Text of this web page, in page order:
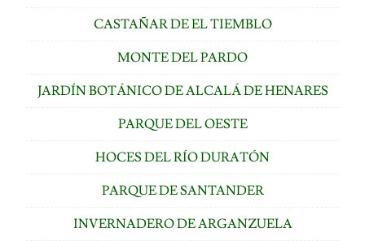
CASTAÑAR DE EL TIEMBLO
MONTE DEL PARDO
JARDÍN BOTÁNICO DE ALCALÁ DE HENARES
PARQUE DEL OESTE
HOCES DEL RÍO DURATÓN
PARQUE DE SANTANDER
INVERNADERO DE ARGANZUELA